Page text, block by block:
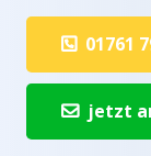
01761
jetzt